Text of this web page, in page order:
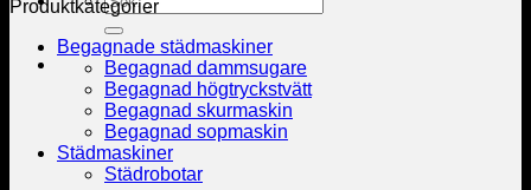
efter:
Produktkategorier
Begagnade städmaskiner
Begagnad dammsugare
Begagnad högtryckstvätt
Begagnad skurmaskin
Begagnad sopmaskin
Städmaskiner
Städrobotar